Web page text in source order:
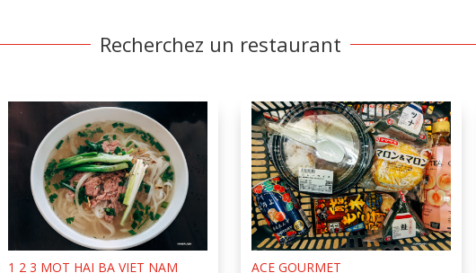
Recherchez un restaurant
1 2 3 MOT HAI BA VIET NAM ACE GOURMET